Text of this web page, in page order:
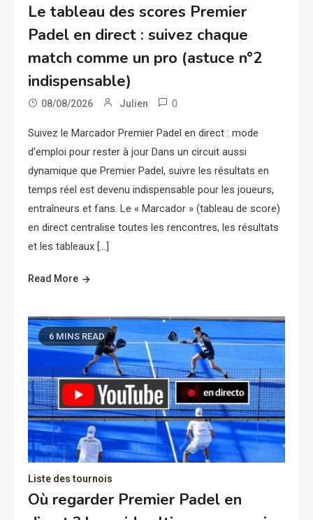
Le tableau des scores Premier
Padel en direct : suivez chaque
match comme un pro (astuce n°2
indispensable)
08/08/2026 Julien 0
Suivez le Marcador Premier Padel en direct : mode
d’emploi pour rester à jour Dans un circuit aussi
dynamique que Premier Padel, suivre les résultats en
temps réel est devenu indispensable pour les joueurs,
entraîneurs et fans. Le « Marcador » (tableau de score)
en direct centralise toutes les rencontres, les résultats
et les tableaux […]
Read More
6 MINS READ
Liste des tournois
Où regarder Premier Padel en